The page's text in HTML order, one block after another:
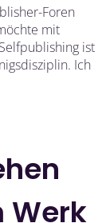
Foren
mit
ist
Ich
Werk